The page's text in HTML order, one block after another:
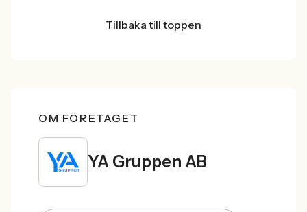
Tillbaka till toppen
OM FÖRETAGET
YA Gruppen AB